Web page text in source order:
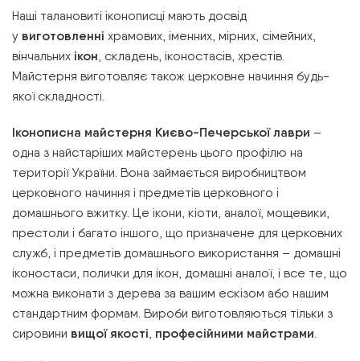
Наші талановиті іконописці мають досвід
у виготовленні храмових, іменних, мірних, сімейних,
вінчальних ікон, складень, іконостасів, хрестів.
Майстерня виготовляє також церковне начиння будь-
якої складності.
Іконописна майстерня Києво-Печерської лаври –
одна з найстаріших майстерень цього профілю на
території України. Вона займається виробництвом
церковного начиння і предметів церковного і
домашнього вжитку. Це ікони, кіоти, аналої, мощевики,
престоли і багато іншого, що призначене для церковних
служб, і предметів домашнього використання – домашні
іконостаси, полички для ікон, домашні аналої, і все те, що
можна виконати з дерева за вашим ескізом або нашим
стандартним формам. Вироби виготовляються тільки з
сировини вищої якості, професійними майстрами.